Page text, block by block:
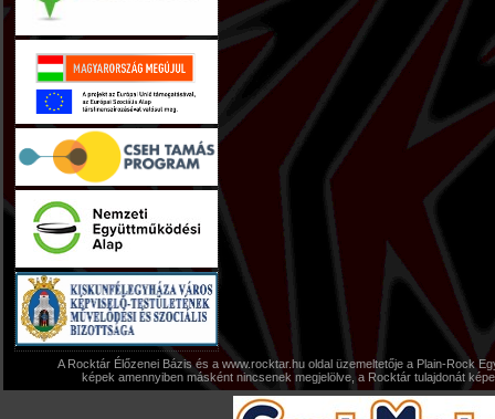
A Rocktár Élőzenei Bázis és a www.rocktar.hu oldal üzemeltetője a Plain-Rock
képek amennyiben másként nincsenek megjelölve, a Rocktár tulajdonát